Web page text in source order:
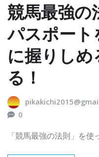
競馬最強の
パスポー
に握りし
る！
0
「競馬最強の法則」を